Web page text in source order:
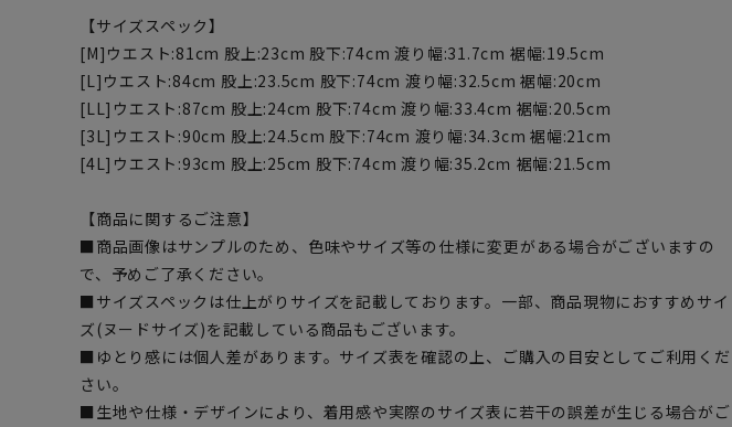
【サイズスペック】
[M]ウエスト:81cm 股上:23cm 股下:74cm 渡り幅:31.7cm 裾幅:19.5cm
[L]ウエスト:84cm 股上:23.5cm 股下:74cm 渡り幅:32.5cm 裾幅:20cm
[LL]ウエスト:87cm 股上:24cm 股下:74cm 渡り幅:33.4cm 裾幅:20.5cm
[3L]ウエスト:90cm 股上:24.5cm 股下:74cm 渡り幅:34.3cm 裾幅:21cm
[4L]ウエスト:93cm 股上:25cm 股下:74cm 渡り幅:35.2cｍ 裾幅:21.5cm
【商品に関するご注意】
■商品画像はサンプルのため、色味やサイズ等の仕様に変更がある場合がございますの
で、予めご了承ください。
■サイズスペックは仕上がりサイズを記載しております。一部、商品現物におすすめサイ
ズ(ヌードサイズ)を記載している商品もございます。
■ゆとり感には個人差があります。サイズ表を確認の上、ご購入の目安としてご利用くだ
さい。
■生地や仕様・デザインにより、着用感や実際のサイズ表に若干の誤差が生じる場合がご